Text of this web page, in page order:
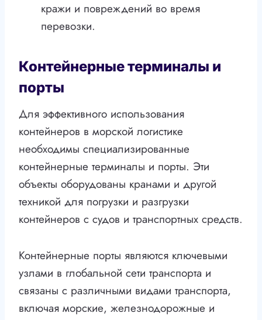
кражи и повреждений во время
перевозки.
Контейнерные терминалы и
порты
Для эффективного использования
контейнеров в морской логистике
необходимы специализированные
контейнерные терминалы и порты. Эти
объекты оборудованы кранами и другой
техникой для погрузки и разгрузки
контейнеров с судов и транспортных средств.
Контейнерные порты являются ключевыми
узлами в глобальной сети транспорта и
связаны с различными видами транспорта,
включая морские, железнодорожные и